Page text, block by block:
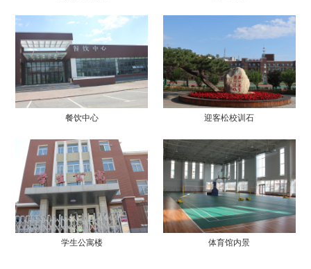
餐饮中心 迎客松校训石
学生公寓楼 体育馆内景